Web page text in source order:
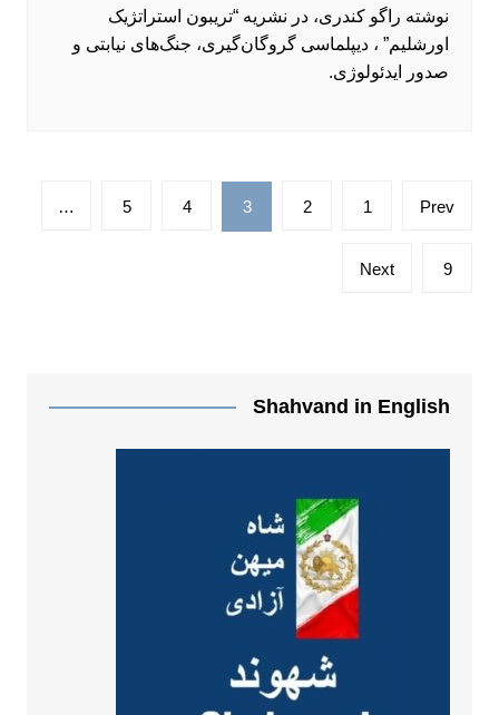
نوشته راگو کندری، در نشریه “تریبون استراتژیک
اورشلیم” ، دیپلماسی گروگان‌گیری، جنگ‌های نیابتی و
صدور ایدئولوژی.
صفحه‌بندی
Prev
1
2
3
4
5
…
9
Next
Shahvand in English